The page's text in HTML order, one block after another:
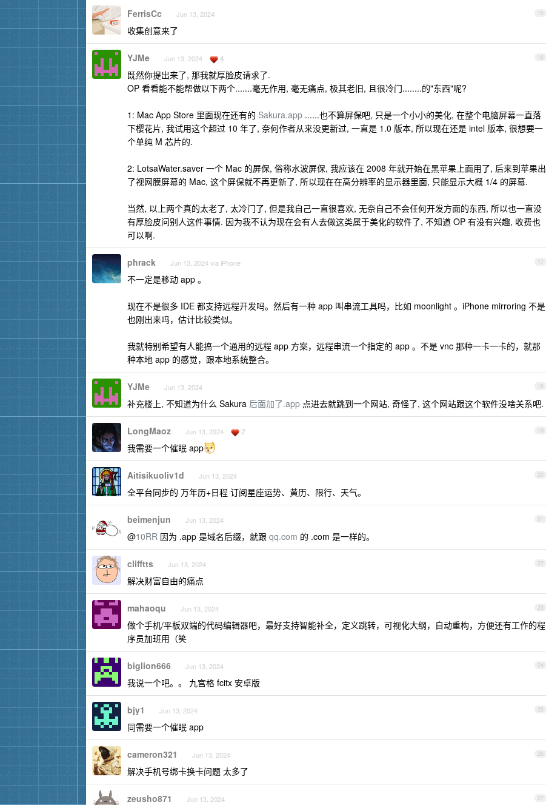
15
FerrisCc Jun 13, 2024
收集创意来了
16
YJMe Jun 13, 2024 4
既然你提出来了, 那我就厚脸皮请求了.
OP 看看能不能帮做以下两个.......毫无作用, 毫无痛点, 极其老旧, 且很冷门........的"东西"呢?
1: Mac App Store 里面现在还有的 Sakura.app ......也不算屏保吧, 只是一个小小的美化, 在整个电脑屏幕一直落
下樱花片, 我试用这个超过 10 年了, 奈何作者从来没更新过, 一直是 1.0 版本, 所以现在还是 intel 版本, 很想要一
个单纯 M 芯片的.
2: LotsaWater.saver 一个 Mac 的屏保, 俗称水波屏保, 我应该在 2008 年就开始在黑苹果上面用了, 后来到苹果出
了视网膜屏幕的 Mac, 这个屏保就不再更新了, 所以现在在高分辨率的显示器里面, 只能显示大概 1/4 的屏幕.
当然, 以上两个真的太老了, 太冷门了, 但是我自己一直很喜欢, 无奈自己不会任何开发方面的东西, 所以也一直没
有厚脸皮问别人这件事情. 因为我不认为现在会有人去做这类属于美化的软件了, 不知道 OP 有没有兴趣, 收费也
可以啊.
17
phrack Jun 13, 2024 via iPhone
不一定是移动 app 。
现在不是很多 IDE 都支持远程开发吗。然后有一种 app 叫串流工具吗，比如 moonlight 。iPhone mirroring 不是
也刚出来吗，估计比较类似。
我就特别希望有人能搞一个通用的远程 app 方案，远程串流一个指定的 app 。不是 vnc 那种一卡一卡的，就那
种本地 app 的感觉，跟本地系统整合。
18
YJMe Jun 13, 2024
补充楼上, 不知道为什么 Sakura 后面加了.app 点进去就跳到一个网站, 奇怪了, 这个网站跟这个软件没啥关系吧.
19
LongMaoz Jun 13, 2024 2
我需要一个催眠 app
20
Aitisikuoliv1d Jun 13, 2024
全平台同步的 万年历+日程 订阅星座运势、黄历、限行、天气。
21
beimenjun Jun 13, 2024
@10RR 因为 .app 是域名后缀，就跟 qq.com 的 .com 是一样的。
22
clifftts Jun 13, 2024
解决财富自由的痛点
23
mahaoqu Jun 13, 2024
做个手机/平板双端的代码编辑器吧，最好支持智能补全，定义跳转，可视化大纲，自动重构，方便还有工作的程
序员加班用（笑
24
biglion666 Jun 13, 2024
我说一个吧。。 九宫格 fcitx 安卓版
25
bjy1 Jun 13, 2024
同需要一个催眠 app
26
cameron321 Jun 13, 2024
解决手机号绑卡换卡问题 太多了
27
zeusho871 Jun 13, 2024